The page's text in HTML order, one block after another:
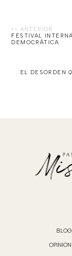
FESTIVAL
DEMOCRÁTICA
EL DESORDEN
BLOG